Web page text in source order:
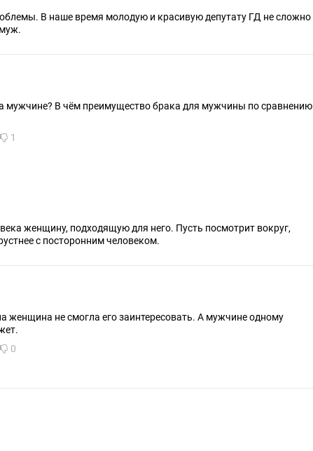
В наше время молодую и красивую депутату ГД не сложно
мужчине? В чём преимущество брака для мужчины по сравнению
1
женщину, подходящую для него. Пусть посмотрит вокруг,
с посторонним человеком.
женщина не смогла его заинтересовать. А мужчине одному
0